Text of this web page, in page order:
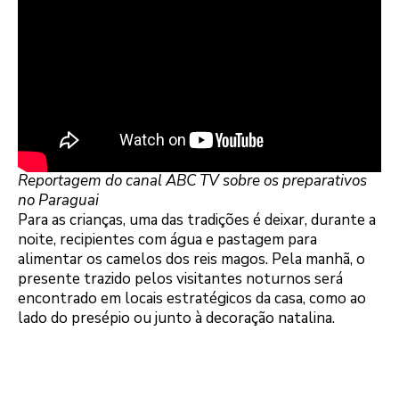
Reportagem do canal ABC TV sobre os preparativos
no Paraguai
Para as crianças, uma das tradições é deixar, durante a
noite, recipientes com água e pastagem para
alimentar os camelos dos reis magos. Pela manhã, o
presente trazido pelos visitantes noturnos será
encontrado em locais estratégicos da casa, como ao
lado do presépio ou junto à decoração natalina.